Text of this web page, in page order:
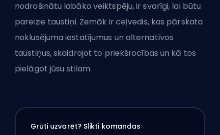
nodrošinātu labāko veiktspēju, ir svarīgi, lai būtu
pareizie taustiņi. Zemāk ir ceļvedis, kas pārskata
noklusējuma iestatījumus un alternatīvos
taustiņus, skaidrojot to priekšrocības un kā tos
pielāgot jūsu stilam.
Grūti uzvarēt? Slikti komandas